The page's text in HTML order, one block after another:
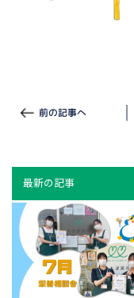
前の記事へ
最新の記事